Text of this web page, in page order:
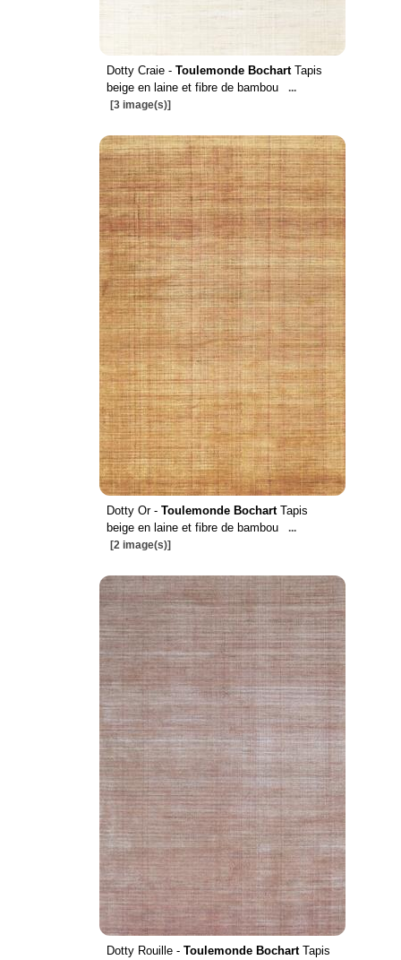
Dotty Craie - Toulemonde BochartTapis
beige en laine et fibre de bambou
...
[3 image(s)]
Dotty Or - Toulemonde BochartTapis
beige en laine et fibre de bambou
...
[2 image(s)]
Dotty Rouille - Toulemonde BochartTapis